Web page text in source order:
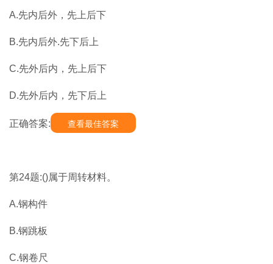
A.先内后外，先上后下
B.先内后外.先下后上
C.先外后内，先上后下
D.先外后内，先下后上
正确答案: 查看最佳答案
第24题:()属于周转材料。
A.钢构件
B.钢跳板
C.钢卷尺